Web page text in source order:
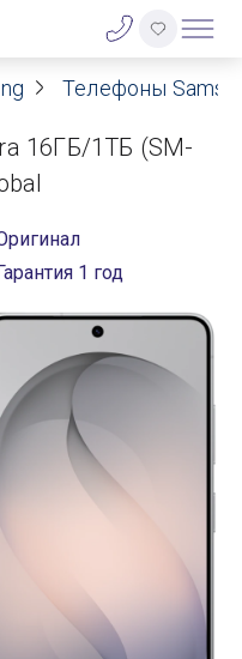
Телефоны
16ГБ/1ТБ (SM-
1 год